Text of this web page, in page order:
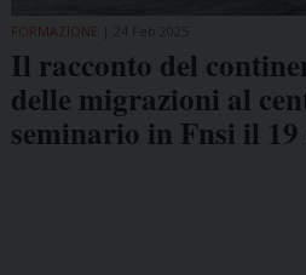
FORMAZIONE
Il racconto del
delle migrazioni al
seminario in Fnsi il